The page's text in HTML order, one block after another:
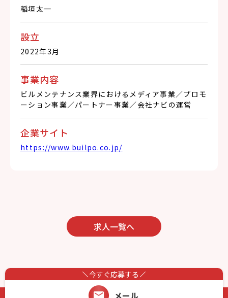
今すぐ応募する
メール
稲垣太一
設立
2022年3月
事業内容
ビルメンテナンス業界におけるメディア事業／プロモ
ーション事業／パートナー事業／会社ナビの運営
企業サイト
https://www.builpo.co.jp/
求人一覧へ